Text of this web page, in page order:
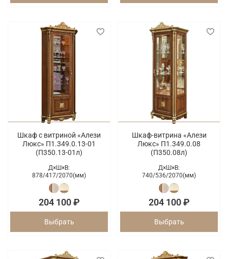
Шкаф с витриной «Алези
Люкс» П1.349.0.13-01
(П350.13-01л)
Д×Ш×В:
878/417/2070(мм)
204 100 ₽
Выбрать
Шкаф-витрина «Алези
Люкс» П1.349.0.08
(П350.08л)
Д×Ш×В:
740/536/2070(мм)
204 100 ₽
Выбрать